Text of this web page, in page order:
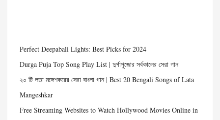
Perfect Deepabali Lights: Best Picks for 2024
Durga Puja Top Song Play List | দুর্গাপুজোর সর্বকালের সেরা গান
২০ টি লতা মঙ্গেশকরের সেরা বাংলা গান | Best 20 Bengali Songs of Lata
Mangeshkar
Free Streaming Websites to Watch Hollywood Movies Online in